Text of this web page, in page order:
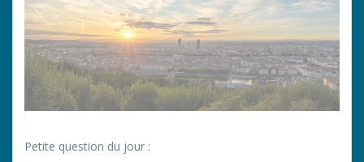
Petite question du jour :